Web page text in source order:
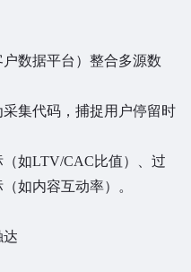
数据平台）整合多源数
集代码，捕捉用户停留时
如LTV/CAC比值）、过
如内容互动率）。
达